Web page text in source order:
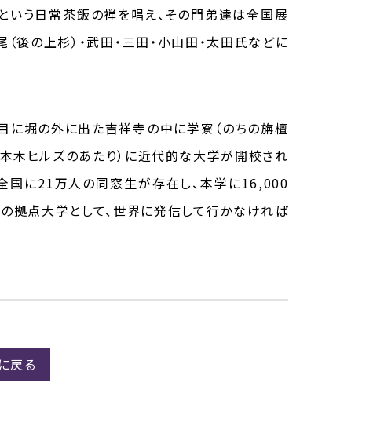
いう日常茶飯の禅を唱え、その門弟達は全国展
の上杉）・武田・三田・小山田・太田氏などに
に堀の外に出た吉祥寺の中に学寮（のちの旃檀
木ヒルズのあたり）に近代的な大学が開校され
全国に21万人の同窓生が存在し、本学に16,000
拠点大学として、世界に発信して行かなければ
戻る